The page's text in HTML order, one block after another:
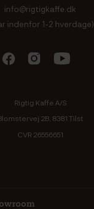
info@rigtigkaffe.dk
indenfor 1-2 hverdage)
Rigtig Kaffe A/S
2B, 8381 Tilst
CVR 26556651